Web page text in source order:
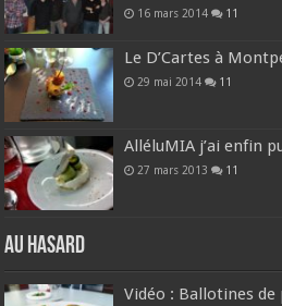
16 mars 2014 11
Le D’Cartes à
29 mai 2014 11
AlléluMIA j’ai enfin
27 mars 2013 11
Au hasard
Vidéo : Ballotines